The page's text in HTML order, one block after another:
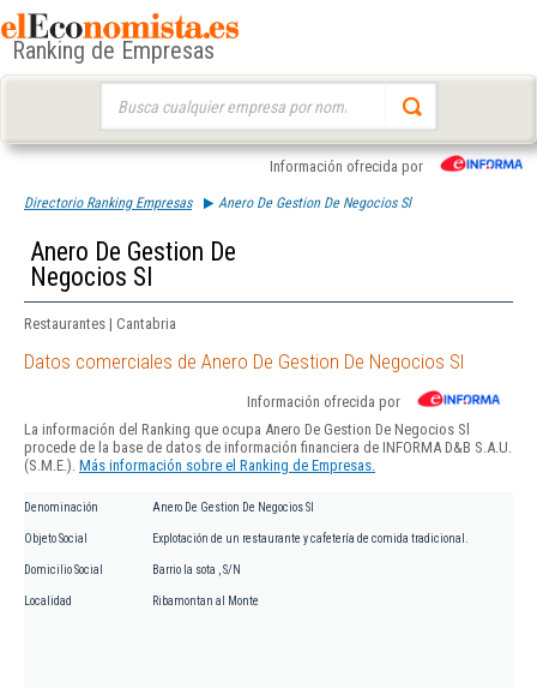
Ranking de Empresas
Información ofrecida por
Directorio Ranking Empresas Anero De Gestion De Negocios Sl
Anero De Gestion De
Negocios Sl
Restaurantes | Cantabria
Datos comerciales de Anero De Gestion De Negocios Sl
Información ofrecida por
La información del Ranking que ocupa Anero De Gestion De Negocios Sl
procede de la base de datos de información financiera de INFORMA D&B S.A.U.
(S.M.E.). Más información sobre el Ranking de Empresas.
Denominación Anero De Gestion De Negocios Sl
Objeto Social Explotación de un restaurante y cafetería de comida tradicional.
Domicilio Social Barrio la sota , S/N
Localidad Ribamontan al Monte